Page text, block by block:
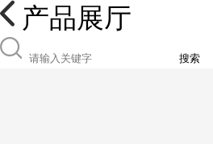
产品展厅
搜索